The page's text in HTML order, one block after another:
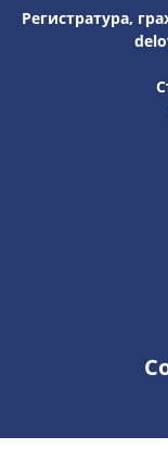
Регистратура,